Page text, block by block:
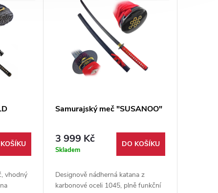
vhodný
Samurajský meč "SUSANOO"
3 999 Kč
Skladem
DO KOŠÍKU
Designově nádherná katana z
karbonové oceli 1045, plně funkční